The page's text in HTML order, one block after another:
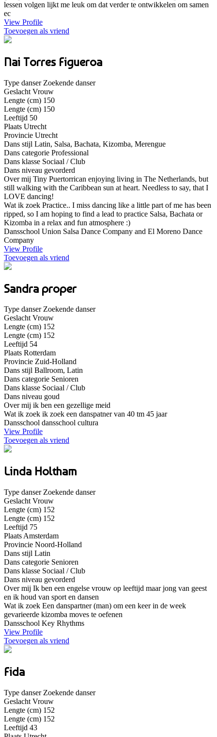
lessen volgen lijkt me leuk om dat verder te ontwikkelen om samen
ec
View Profile
Toevoegen als vriend
Nai Torres Figueroa
Type danser Zoekende danser
Geslacht Vrouw
Lengte (cm) 150
Lengte (cm) 150
Leeftijd 50
Plaats Utrecht
Provincie Utrecht
Dans stijl Latin, Salsa, Bachata, Kizomba, Merengue
Dans categorie Professional
Dans klasse Sociaal / Club
Dans niveau gevorderd
Over mij Tiny Puertorrican enjoying living in The Netherlands, but
still walking with the Caribbean sun at heart. Needless to say, that I
LOVE dancing!
Wat ik zoek Practice.. I miss dancing like a little part of me has been
ripped, so I am hoping to find a lead to practice Salsa, Bachata or
Kizomba in a relax and fun atmosphere :)
Dansschool Union Salsa Dance Company and El Moreno Dance
Company
View Profile
Toevoegen als vriend
Sandra proper
Type danser Zoekende danser
Geslacht Vrouw
Lengte (cm) 152
Lengte (cm) 152
Leeftijd 54
Plaats Rotterdam
Provincie Zuid-Holland
Dans stijl Ballroom, Latin
Dans categorie Senioren
Dans klasse Sociaal / Club
Dans niveau goud
Over mij ik ben een gezellige meid
Wat ik zoek ik zoek een danspatner van 40 tm 45 jaar
Dansschool dansschool cultura
View Profile
Toevoegen als vriend
Linda Holtham
Type danser Zoekende danser
Geslacht Vrouw
Lengte (cm) 152
Lengte (cm) 152
Leeftijd 75
Plaats Amsterdam
Provincie Noord-Holland
Dans stijl Latin
Dans categorie Senioren
Dans klasse Sociaal / Club
Dans niveau gevorderd
Over mij Ik ben een engelse vrouw op leeftijd maar jong van geest
en ik houd van sport en dansen
Wat ik zoek Een danspartner (man) om een keer in de week
gevarieerde kizomba moves te oefenen
Dansschool Key Rhythms
View Profile
Toevoegen als vriend
Fida
Type danser Zoekende danser
Geslacht Vrouw
Lengte (cm) 152
Lengte (cm) 152
Leeftijd 43